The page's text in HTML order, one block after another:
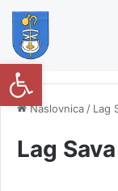
Naslovnica / Lag
Lag
Open toolbar